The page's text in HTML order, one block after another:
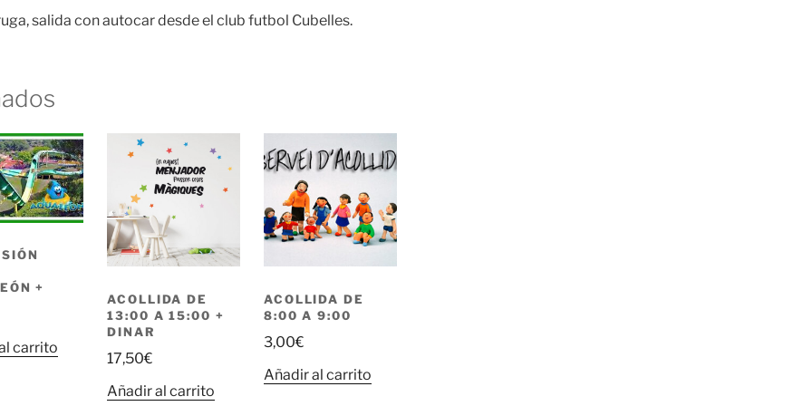
salida con autocar desde el club futbol Cubelles.
+
carrito
ACOLLIDA DE
13:00 A 15:00 +
DINAR
17,50€
Añadir al carrito
ACOLLIDA DE
8:00 A 9:00
3,00€
Añadir al carrito